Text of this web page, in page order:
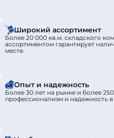
Широкий ассортимент
Более 20 000 кв.м. складского
ассортиментом гарантирует
месте.
Опыт и надежность
Более 30 лет на рынке и более
профессионализм и надежность